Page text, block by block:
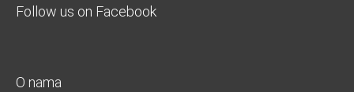
Follow us on Facebook
O nama